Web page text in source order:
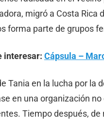
migró a Costa Rica
forma parte de grupos
interesar: Cápsula –
Tania en la lucha por la
en una organización
Tiempo después,